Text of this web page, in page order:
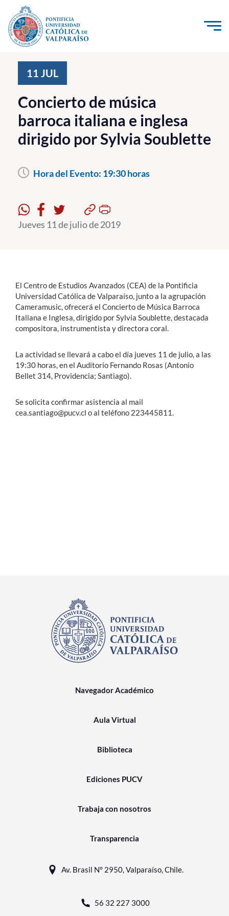
Click acá para ir directamente al contenido
Investigación, Creación e Innovación
PUCV Internacional
Vinculación con el Medio
Postgrado
Formación Continua
Funcionarios
Alumni
English
11 JUL
Concierto de música
barroca italiana e inglesa
dirigido por Sylvia Soublette
Hora del Evento: 19:30 horas
Jueves 11 de julio de 2019
El Centro de Estudios Avanzados (CEA) de la Pontificia
Universidad Católica de Valparaíso, junto a la agrupación
Cameramusic, ofrecerá el Concierto de Música Barroca
Italiana e Inglesa, dirigido por Sylvia Soublette, destacada
compositora, instrumentista y directora coral.
La actividad se llevará a cabo el día jueves 11 de julio, a las
19:30 horas, en el Auditorio Fernando Rosas (Antonio
Bellet 314, Providencia; Santiago).
Se solicita confirmar asistencia al mail
cea.santiago@pucv.cl o al teléfono 223445811.
Navegador Académico
Aula Virtual
Biblioteca
Ediciones PUCV
Trabaja con nosotros
Transparencia
Av. Brasil N° 2950, Valparaíso, Chile.
56 32 227 3000